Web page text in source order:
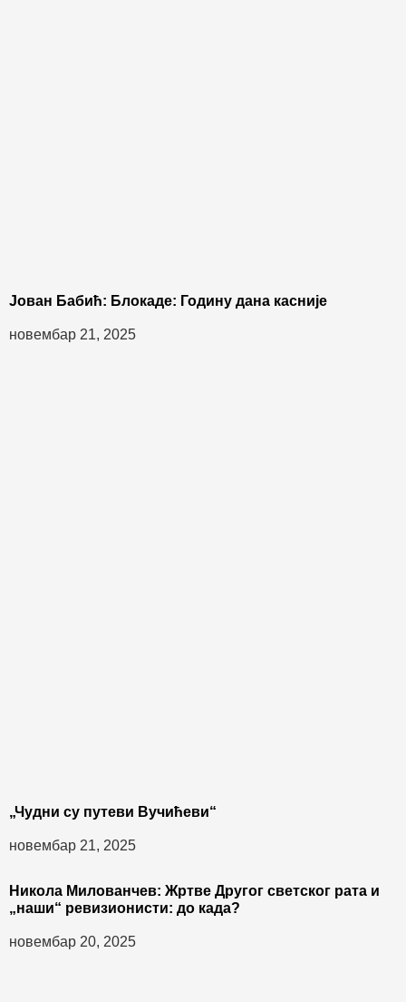
Јован Бабић: Блокаде: Годину дана касније
новембар 21, 2025
„Чудни су путеви Вучићеви“
новембар 21, 2025
Никола Милованчев: Жртве Другог светског рата и
„наши“ ревизионисти: до када?
новембар 20, 2025